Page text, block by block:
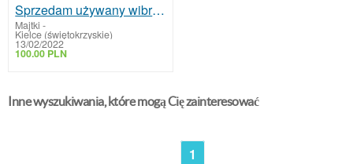
Sprzedam używany wibrator
Majtki -
Kielce (świętokrzyskie)
13/02/2022
100.00 PLN
Inne wyszukiwania, które mogą Cię zainteresować
1